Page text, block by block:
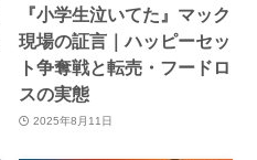
『小学生泣いてた』マック
現場の証言｜ハッピーセッ
ト争奪戦と転売・フードロ
スの実態
2025年8月11日